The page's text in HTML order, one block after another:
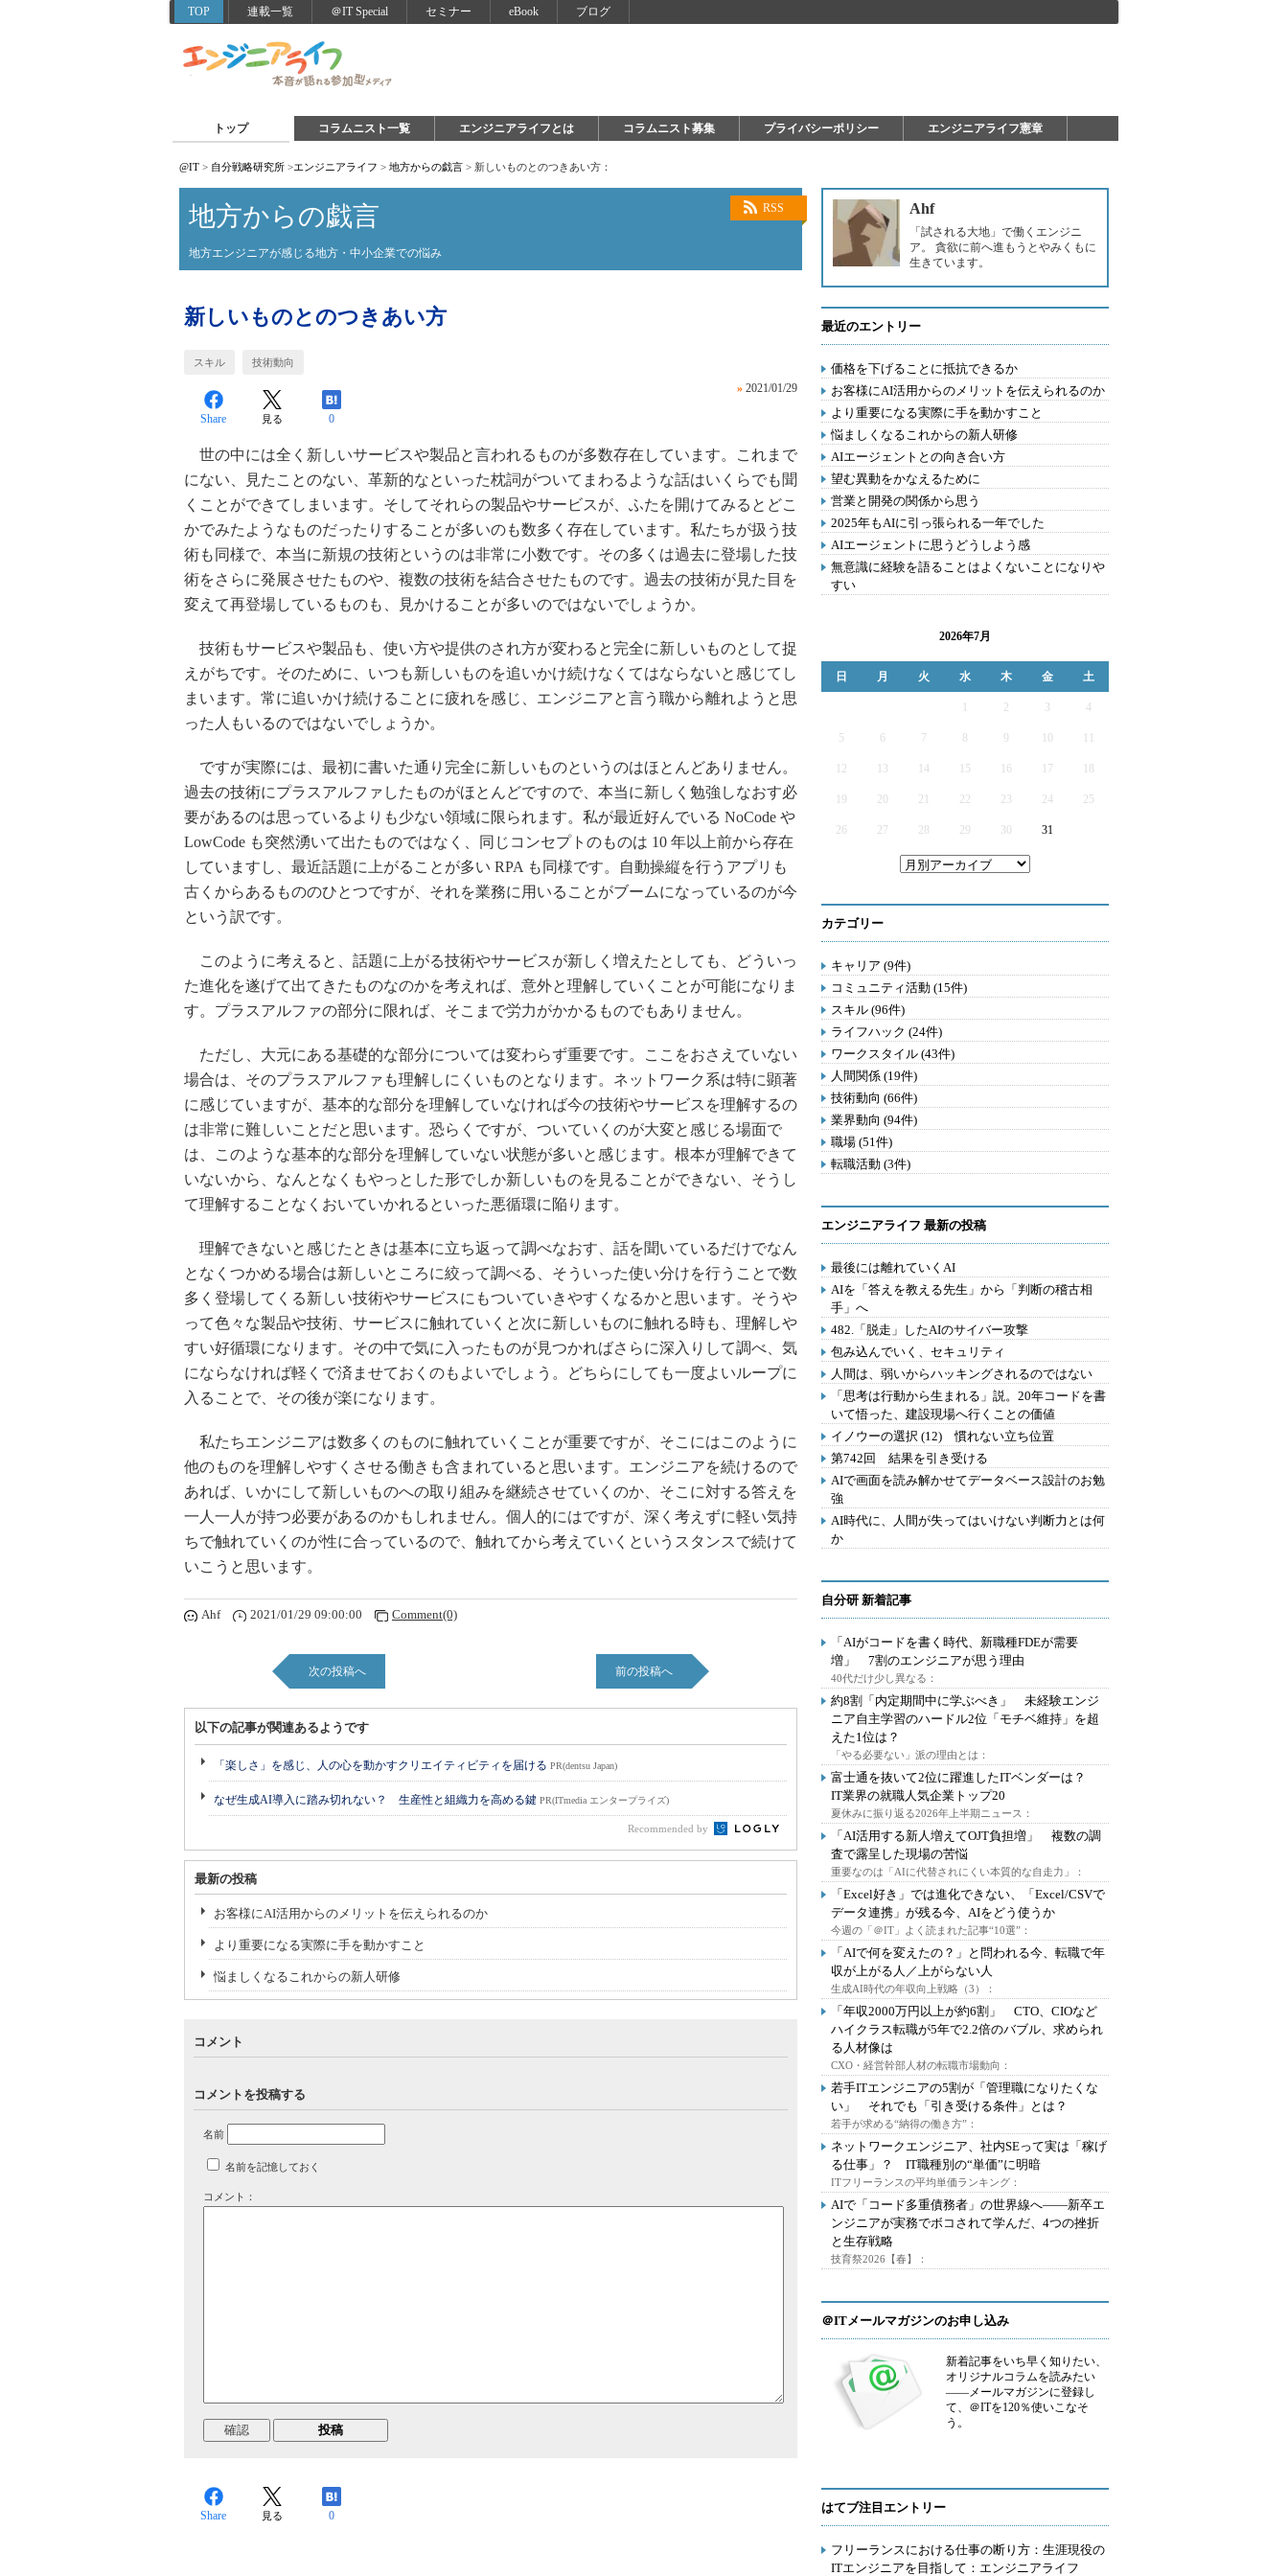
TOP 連載一覧 ＠IT Special セミナー eBook ブログ
トップ コラムニスト一覧 エンジニアライフとは コラムニスト募集 プライバシーポリシー エンジニアライフ憲章
@IT > 自分戦略研究所 >エンジニアライフ > 地方からの戯言 > 新しいものとのつきあい方：
RSS
地方からの戯言
地方エンジニアが感じる地方・中小企業での悩み
新しいものとのつきあい方
スキル 技術動向
» 2021/01/29
Share 見る 0
世の中には全く新しいサービスや製品と言われるものが多数存在しています。これまで
にない、見たことのない、革新的なといった枕詞がついてまわるような話はいくらでも聞
くことができてしまいます。そしてそれらの製品やサービスが、ふたを開けてみるとどこ
かでみたようなものだったりすることが多いのも数多く存在しています。私たちが扱う技
術も同様で、本当に新規の技術というのは非常に小数です。その多くは過去に登場した技
術をさらに発展させたものや、複数の技術を結合させたものです。過去の技術が見た目を
変えて再登場しているものも、見かけることが多いのではないでしょうか。
技術もサービスや製品も、使い方や提供のされ方が変わると完全に新しいものとして捉
えがちです。そのために、いつも新しいものを追いかけ続けなくてはならないと感じてし
まいます。常に追いかけ続けることに疲れを感じ、エンジニアと言う職から離れようと思
った人もいるのではないでしょうか。
ですが実際には、最初に書いた通り完全に新しいものというのはほとんどありません。
過去の技術にプラスアルファしたものがほとんどですので、本当に新しく勉強しなおす必
要があるのは思っているよりも少ない領域に限られます。私が最近好んでいる NoCode や
LowCode も突然湧いて出たものではなく、同じコンセプトのものは 10 年以上前から存在
していますし、最近話題に上がることが多い RPA も同様です。自動操縦を行うアプリも
古くからあるもののひとつですが、それを業務に用いることがブームになっているのが今
という訳です。
このように考えると、話題に上がる技術やサービスが新しく増えたとしても、どういっ
た進化を遂げて出てきたものなのかを考えれば、意外と理解していくことが可能になりま
す。プラスアルファの部分に限れば、そこまで労力がかかるものでもありません。
ただし、大元にある基礎的な部分については変わらず重要です。ここをおさえていない
場合は、そのプラスアルファも理解しにくいものとなります。ネットワーク系は特に顕著
に感じていますが、基本的な部分を理解していなければ今の技術やサービスを理解するの
は非常に難しいことだと思います。恐らくですが、ついていくのが大変と感じる場面で
は、このような基本的な部分を理解していない状態が多いと感じます。根本が理解できて
いないから、なんとなくもやっとした形でしか新しいものを見ることができない、そうし
て理解することなくおいていかれるといった悪循環に陥ります。
理解できないと感じたときは基本に立ち返って調べなおす、話を聞いているだけでなん
となくつかめる場合は新しいところに絞って調べる、そういった使い分けを行うことで数
多く登場してくる新しい技術やサービスにもついていきやすくなるかと思います。そうや
って色々な製品や技術、サービスに触れていくと次に新しいものに触れる時も、理解しや
すい好循環になります。その中で気に入ったものが見つかればさらに深入りして調べ、気
にならなければ軽くで済ませておくのもよいでしょう。どちらにしても一度よいループに
入ることで、その後が楽になります。
私たちエンジニアは数多くのものに触れていくことが重要ですが、そこにはこのように
他のものを理解しやすくさせる働きも含まれていると思います。エンジニアを続けるので
あれば、いかにして新しいものへの取り組みを継続させていくのか、そこに対する答えを
一人一人が持つ必要があるのかもしれません。個人的にはですが、深く考えずに軽い気持
ちで触れていくのが性に合っているので、触れてから考えていくというスタンスで続けて
いこうと思います。
Ahf 2021/01/29 09:00:00 Comment(0)
次の投稿へ 前の投稿へ
以下の記事が関連あるようです
「楽しさ」を感じ、人の心を動かすクリエイティビティを届ける PR(dentsu Japan)
なぜ生成AI導入に踏み切れない？ 生産性と組織力を高める鍵 PR(ITmedia エンタープライズ)
Recommended by
最新の投稿
お客様にAI活用からのメリットを伝えられるのか
より重要になる実際に手を動かすこと
悩ましくなるこれからの新人研修
コメント
コメントを投稿する
名前
名前を記憶しておく
コメント：
Share 見る 0
Ahf
「試される大地」で働くエンジニ
ア。 貪欲に前へ進もうとやみくもに
生きています。
最近のエントリー
価格を下げることに抵抗できるか
お客様にAI活用からのメリットを伝えられるのか
より重要になる実際に手を動かすこと
悩ましくなるこれからの新人研修
AIエージェントとの向き合い方
望む異動をかなえるために
営業と開発の関係から思う
2025年もAIに引っ張られる一年でした
AIエージェントに思うどうしよう感
無意識に経験を語ることはよくないことになりや
すい
2026年7月
日 月 火 水 木 金 土
2 3 4
5 6 7 9
12 13 14 15 16 17
19 20 21 22 23 24 25
26 27 28 29 30 31
カテゴリー
キャリア (9件)
コミュニティ活動 (15件)
スキル (96件)
ライフハック (24件)
ワークスタイル (43件)
人間関係 (19件)
技術動向 (66件)
業界動向 (94件)
職場 (51件)
転職活動 (3件)
エンジニアライフ 最新の投稿
最後には離れていくAI
AIを「答えを教える先生」から「判断の稽古相
手」へ
482.「脱走」したAIのサイバー攻撃
包み込んでいく、セキュリティ
人間は、弱いからハッキングされるのではない
「思考は行動から生まれる」説。20年コードを書
いて悟った、建設現場へ行くことの価値
イノウーの選択 (12) 慣れない立ち位置
第742回 結果を引き受ける
AIで画面を読み解かせてデータベース設計のお勉
強
AI時代に、人間が失ってはいけない判断力とは何
か
自分研 新着記事
「AIがコードを書く時代、新職種FDEが需要
増」 7割のエンジニアが思う理由
40代だけ少し異なる：
約8割「内定期間中に学ぶべき」 未経験エンジ
ニア自主学習のハードル2位「モチベ維持」を超
えた1位は？
「やる必要ない」派の理由とは：
富士通を抜いて2位に躍進したITベンダーは？
IT業界の就職人気企業トップ20
夏休みに振り返る2026年上半期ニュース：
「AI活用する新人増えてOJT負担増」 複数の調
査で露呈した現場の苦悩
重要なのは「AIに代替されにくい本質的な自走力」：
「Excel好き」では進化できない、「Excel/CSVで
データ連携」が残る今、AIをどう使うか
今週の「＠IT」よく読まれた記事“10選”：
「AIで何を変えたの？」と問われる今、転職で年
収が上がる人／上がらない人
生成AI時代の年収向上戦略（3）：
「年収2000万円以上が約6割」 CTO、CIOなど
ハイクラス転職が5年で2.2倍のバブル、求められ
る人材像は
CXO・経営幹部人材の転職市場動向：
若手ITエンジニアの5割が「管理職になりたくな
い」 それでも「引き受ける条件」とは？
若手が求める“納得の働き方”：
ネットワークエンジニア、社内SEって実は「稼げ
る仕事」？ IT職種別の“単価”に明暗
ITフリーランスの平均単価ランキング：
AIで「コード多重債務者」の世界線へ――新卒エ
ンジニアが実務でボコされて学んだ、4つの挫折
と生存戦略
技育祭2026【春】：
＠ITメールマガジンのお申し込み
新着記事をいち早く知りたい、
オリジナルコラムを読みたい
――メールマガジンに登録し
て、＠ITを120％使いこなそ
う。
はてブ注目エントリー
フリーランスにおける仕事の断り方：生涯現役の
ITエンジニアを目指して：エンジニアライフ